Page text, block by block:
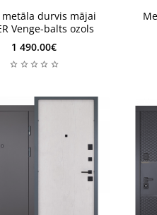
metāla durvis mājai
Venge-balts ozols
1 490.00€